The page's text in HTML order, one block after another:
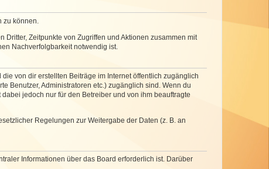
können.
Zeitpunkte von Zugriffen und Aktionen zusammen mit
Nachverfolgbarkeit notwendig ist.
von dir erstellten Beiträge im Internet öffentlich zugänglich
Benutzer, Administratoren etc.) zugänglich sind. Wenn du
jedoch nur für den Betreiber und von ihm beauftragte
Regelungen zur Weitergabe der Daten (z. B. an
Informationen über das Board erforderlich ist. Darüber